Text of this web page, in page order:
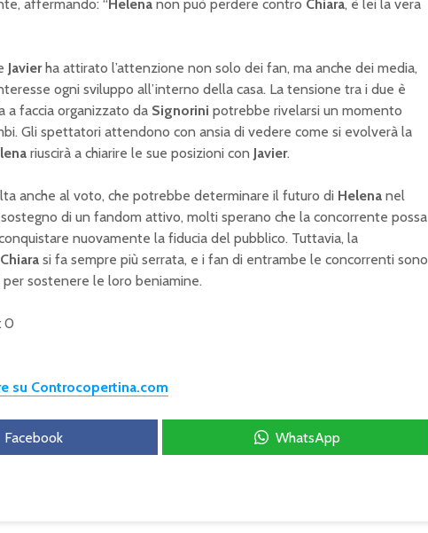
affermando: “Helena non può perdere contro Chiara, è lei la vera
Javierha attirato l’attenzione non solo dei fan, ma anche dei media,
ogni sviluppo all’interno della casa. La tensione tra i due è
a faccia organizzato da Signorini potrebbe rivelarsi un momento
Gli spettatori attendono con ansia di vedere come si evolverà la
riuscirà a chiarire le sue posizioni con Javier.
anche al voto, che potrebbe determinare il futuro di Helena nel
di un fandom attivo, molti sperano che la concorrente possa
nuovamente la fiducia del pubblico. Tuttavia, la
Chiara si fa sempre più serrata, e i fan di entrambe le concorrenti sono
sostenere le loro beniamine.
0
su Controcopertina.com
Facebook WhatsApp